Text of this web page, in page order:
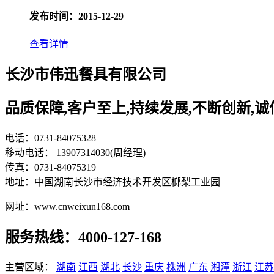
发布时间：2015-12-29
查看详情
长沙市伟迅餐具有限公司
品质保障,客户至上,持续发展,不断创新,诚
电话：0731-84075328
移动电话： 13907314030(周经理)
传真：0731-84075319
地址：中国湖南长沙市经济技术开发区榔梨工业园
网址：www.cnweixun168.com
服务热线：4000-127-168
主营区域： 湖南 江西 湖北 长沙 重庆 株洲 广东 湘潭 浙江 江苏